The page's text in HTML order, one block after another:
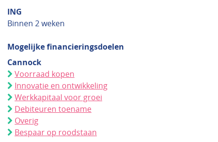
ING
Binnen 2 weken
Mogelijke financieringsdoelen
Cannock
Voorraad kopen
Innovatie en ontwikkeling
Werkkapitaal voor groei
Debiteuren toename
Overig
Bespaar op roodstaan